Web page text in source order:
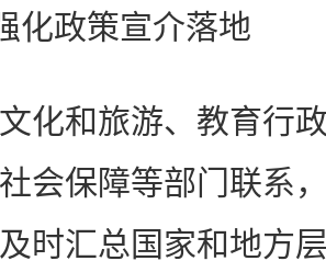
政策宣介落地
和旅游、教育行政
会保障等部门联系
时汇总国家和地方